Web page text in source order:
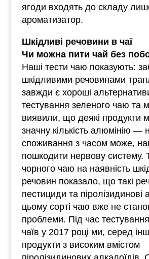
ягоди входять до складу
ароматизатор.
Шкідливі речовини в чаї
Чи можна пити чай без
Наші тести чаю показують:
шкідливими речовинами
завжди є хороші
тестування зеленого чаю та
виявили, що деякі продукти
значну кількість алюмінію —
споживання з часом може,
пошкодити нервову систему.
чорного чаю на наявність
речовин показало, що такі
пестициди та піролізидинові
цьому сорті чаю вже не
проблеми. Під час
чаїв у 2017 році ми, серед
продукти з високим вмістом